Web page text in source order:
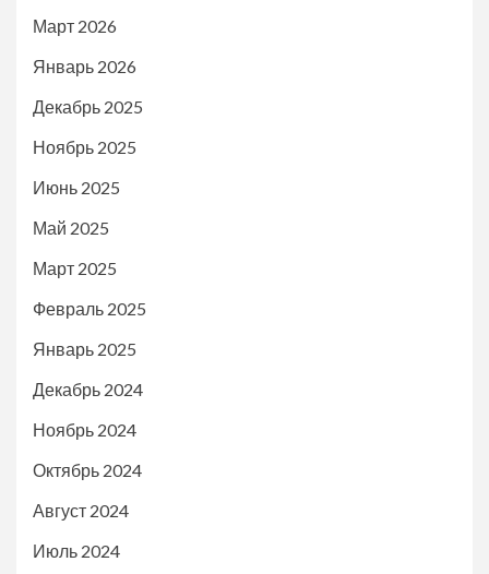
Март 2026
Январь 2026
Декабрь 2025
Ноябрь 2025
Июнь 2025
Май 2025
Март 2025
Февраль 2025
Январь 2025
Декабрь 2024
Ноябрь 2024
Октябрь 2024
Август 2024
Июль 2024